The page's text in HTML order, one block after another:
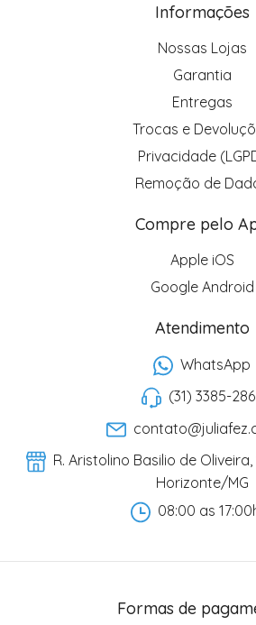
Informações
Nossas Lojas
Garantia
Entregas
Trocas e
Privacidade
Remoção de
Compre pelo
Apple iOS
Google Android
Atendimento
WhatsApp
(31) 3385-
R. Aristolino Basilio de
Horizonte/MG
08:00 as
Formas de